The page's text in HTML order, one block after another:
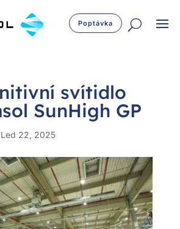
Poptávka
svítidlo
SunHigh GP
Led 22, 2025